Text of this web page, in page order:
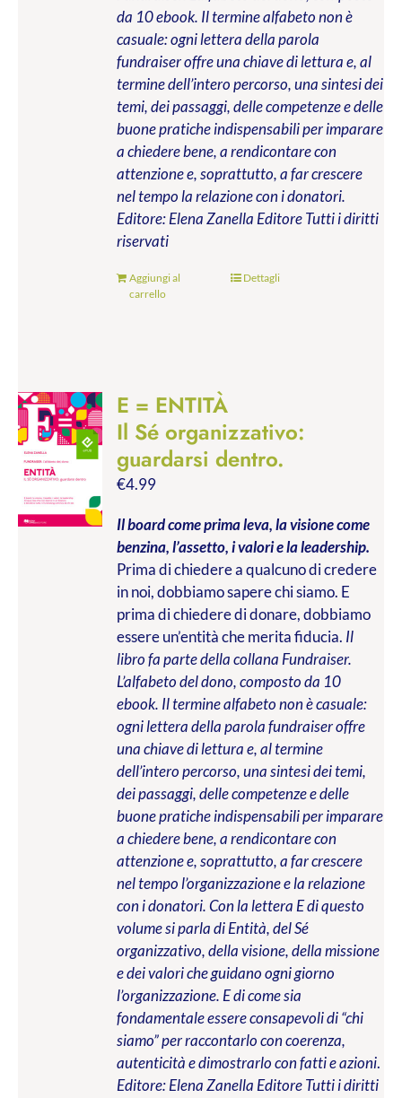
da 10 ebook. Il termine alfabeto non è
casuale: ogni lettera della parola
fundraiser offre una chiave di lettura e, al
termine dell’intero percorso, una sintesi dei
temi, dei passaggi, delle competenze e delle
buone pratiche indispensabili per imparare
a chiedere bene, a rendicontare con
attenzione e, soprattutto, a far crescere
nel tempo la relazione con i donatori.
Editore: Elena Zanella EditoreTutti i diritti
riservati
Aggiungi al
carrello
Dettagli
E = ENTITÀ
Il Sé organizzativo:
guardarsi dentro.
€4.99
Il board come prima leva, la visione come
benzina, l’assetto, i valori e la leadership.
Prima di chiedere a qualcuno di credere
in noi, dobbiamo sapere chi siamo. E
prima di chiedere di donare, dobbiamo
essere un’entità che merita fiducia. Il
libro fa parte della collana Fundraiser.
L’alfabeto del dono, composto da 10
ebook. Il termine alfabeto non è casuale:
ogni lettera della parola fundraiser offre
una chiave di lettura e, al termine
dell’intero percorso, una sintesi dei temi,
dei passaggi, delle competenze e delle
buone pratiche indispensabili per imparare
a chiedere bene, a rendicontare con
attenzione e, soprattutto, a far crescere
nel tempo l’organizzazione e la relazione
con i donatori. Con la lettera E di questo
volume si parla di Entità, del Sé
organizzativo, della visione, della missione
e dei valori che guidano ogni giorno
l’organizzazione. E di come sia
fondamentale essere consapevoli di “chi
siamo” per raccontarlo con coerenza,
autenticità e dimostrarlo con fatti e azioni.
Editore: Elena Zanella EditoreTutti i diritti